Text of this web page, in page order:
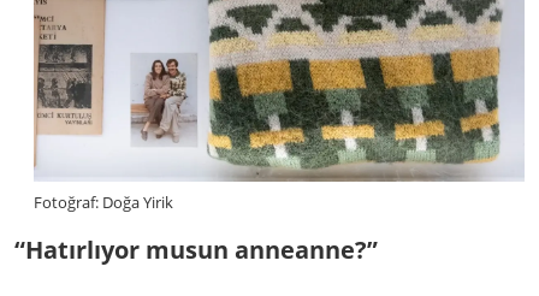
Fotoğraf: Doğa Yirik
“Hatırlıyor musun anneanne?”